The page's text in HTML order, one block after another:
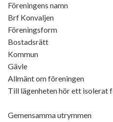
Föreningens namn
Brf Konvaljen
Föreningsform
Bostadsrätt
Kommun
Gävle
Allmänt om föreningen
Till lägenheten hör ett isolerat
Gemensamma utrymmen